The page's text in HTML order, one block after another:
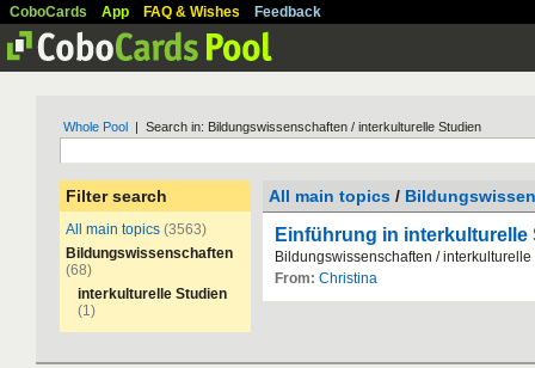
CoboCards App FAQ & Wishes Feedback
Whole Pool | Search in: Bildungswissenschaften / interkulturelle Studien
Filter search
All main topics (3563)
Bildungswissenschaften
(68)
interkulturelle Studien
(1)
All main topics /
Einführung in interkulturelle
Bildungswissenschaften /interkulturelle
From: Christina